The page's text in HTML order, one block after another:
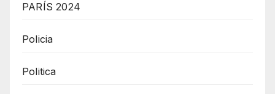
PARÍS 2024
Policia
Politica